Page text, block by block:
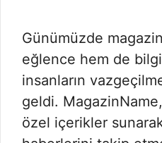
Günümüzde
eğlence hem de bilgi
insanların
geldi.
özel içerikler